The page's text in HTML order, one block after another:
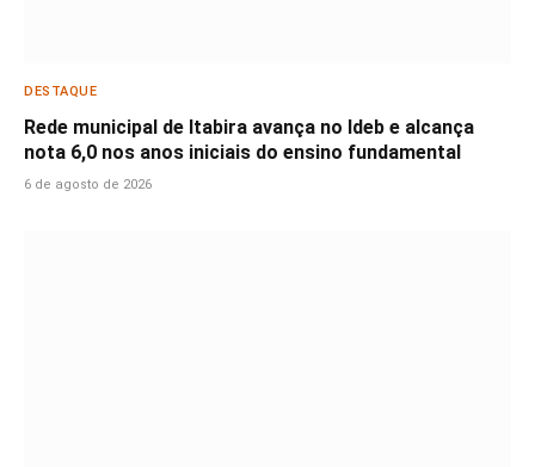
DESTAQUE
Rede municipal de Itabira avança no Ideb e alcança
nota 6,0 nos anos iniciais do ensino fundamental
6 de agosto de 2026